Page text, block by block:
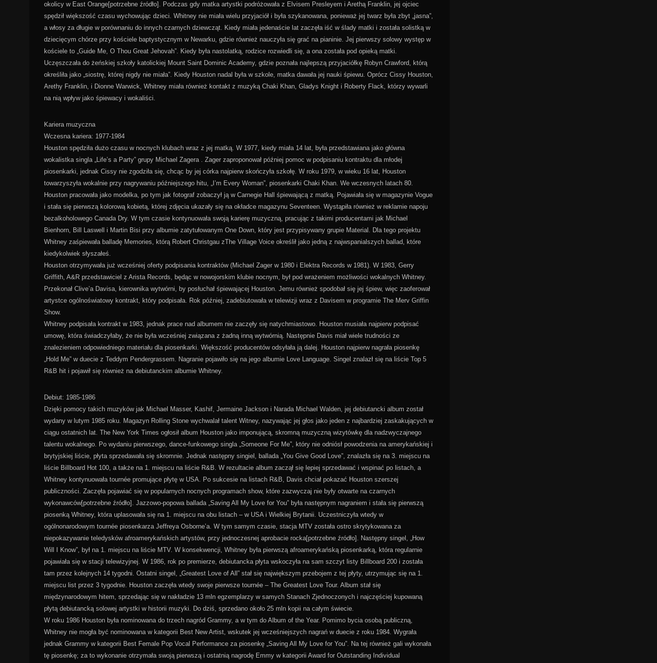
okolicy w East Orange[potrzebne źródło]. Podczas gdy matka artystki podróżowała z Elvisem Presleyem i Arethą Franklin, jej ojciec
spędził większość czasu wychowując dzieci. Whitney nie miała wielu przyjaciół i była szykanowana, ponieważ jej twarz była zbyt „jasna”,
a włosy za długie w porównaniu do innych czarnych dziewcząt. Kiedy miała jedenaście lat zaczęła iść w ślady matki i została solistką w
dziecięcym chórze przy kościele baptystycznym w Newarku, gdzie również nauczyła się grać na pianinie. Jej pierwszy solowy występ w
kościele to „Guide Me, O Thou Great Jehovah”. Kiedy była nastolatką, rodzice rozwiedli się, a ona została pod opieką matki.
Uczęszczała do żeńskiej szkoły katolickiej Mount Saint Dominic Academy, gdzie poznała najlepszą przyjaciółkę Robyn Crawford, którą
określiła jako „siostrę, której nigdy nie miała”. Kiedy Houston nadal była w szkole, matka dawała jej nauki śpiewu. Oprócz Cissy Houston,
Arethy Franklin, i Dionne Warwick, Whitney miała również kontakt z muzyką Chaki Khan, Gladys Knight i Roberty Flack, którzy wywarli
na nią wpływ jako śpiewacy i wokaliści.
Kariera muzyczna
Wczesna kariera: 1977-1984
Houston spędziła dużo czasu w nocnych klubach wraz z jej matką. W 1977, kiedy miała 14 lat, była przedstawiana jako główna
wokalistka singla „Life’s a Party” grupy Michael Zagera . Zager zaproponował później pomoc w podpisaniu kontraktu dla młodej
piosenkarki, jednak Cissy nie zgodziła się, chcąc by jej córka najpierw skończyła szkołę. W roku 1979, w wieku 16 lat, Houston
towarzyszyła wokalnie przy nagrywaniu późniejszego hitu, „I’m Every Woman”, piosenkarki Chaki Khan. We wczesnych latach 80.
Houston pracowała jako modelka, po tym jak fotograf zobaczył ją w Carnegie Hall śpiewającą z matką. Pojawiała się w magazynie Vogue
i stała się pierwszą kolorową kobietą, której zdjęcia ukazały się na okładce magazynu Seventeen. Wystąpiła również w reklamie napoju
bezalkoholowego Canada Dry. W tym czasie kontynuowała swoją karierę muzyczną, pracując z takimi producentami jak Michael
Bienhorn, Bill Laswell i Martin Bisi przy albumie zatytułowanym One Down, który jest przypisywany grupie Material. Dla tego projektu
Whitney zaśpiewała balladę Memories, którą Robert Christgau zThe Village Voice określił jako jedną z najwspanialszych ballad, które
kiedykolwiek słyszałeś.
Houston otrzymywała już wcześniej oferty podpisania kontraktów (Michael Zager w 1980 i Elektra Records w 1981). W 1983, Gerry
Griffith, A&R przedstawiciel z Arista Records, będąc w nowojorskim klubie nocnym, był pod wrażeniem możliwości wokalnych Whitney.
Przekonał Clive’a Davisa, kierownika wytwórni, by posłuchał śpiewającej Houston. Jemu również spodobał się jej śpiew, więc zaoferował
artystce ogólnoświatowy kontrakt, który podpisała. Rok później, zadebiutowała w telewizji wraz z Davisem w programie The Merv Griffin
Show.
Whitney podpisała kontrakt w 1983, jednak prace nad albumem nie zaczęły się natychmiastowo. Houston musiała najpierw podpisać
umowę, która świadczyłaby, że nie była wcześniej związana z żadną inną wytwórnią. Następnie Davis miał wiele trudności ze
znalezieniem odpowiedniego materiału dla piosenkarki. Większość producentów odsyłała ją dalej. Houston najpierw nagrała piosenkę
„Hold Me” w duecie z Teddym Pendergrassem. Nagranie pojawiło się na jego albumie Love Language. Singel znalazł się na liście Top 5
R&B hit i pojawił się również na debiutanckim albumie Whitney.
Debiut: 1985-1986
Dzięki pomocy takich muzyków jak Michael Masser, Kashif, Jermaine Jackson i Narada Michael Walden, jej debiutancki album został
wydany w lutym 1985 roku. Magazyn Rolling Stone wychwalał talent Witney, nazywając jej głos jako jeden z najbardziej zaskakujących w
ciągu ostatnich lat. The New York Times ogłosił album Houston jako imponującą, skromną muzyczną wizytówkę dla nadzwyczajnego
talentu wokalnego. Po wydaniu pierwszego, dance-funkowego singla „Someone For Me”, który nie odniósł powodzenia na amerykańskiej i
brytyjskiej liście, płyta sprzedawała się skromnie. Jednak następny singiel, ballada „You Give Good Love”, znalazła się na 3. miejscu na
liście Billboard Hot 100, a także na 1. miejscu na liście R&B. W rezultacie album zaczął się lepiej sprzedawać i wspinać po listach, a
Whitney kontynuowała tournée promujące płytę w USA. Po sukcesie na listach R&B, Davis chciał pokazać Houston szerszej
publiczności. Zaczęła pojawiać się w popularnych nocnych programach show, które zazwyczaj nie były otwarte na czarnych
wykonawców[potrzebne źródło]. Jazzowo-popowa ballada „Saving All My Love for You” była następnym nagraniem i stała się pierwszą
piosenką Whitney, która uplasowała się na 1. miejscu na obu listach – w USA i Wielkiej Brytanii. Uczestniczyła wtedy w
ogólnonarodowym tournée piosenkarza Jeffreya Osborne’a. W tym samym czasie, stacja MTV została ostro skrytykowana za
niepokazywanie teledysków afroamerykańskich artystów, przy jednoczesnej aprobacie rocka[potrzebne źródło]. Następny singel, „How
Will I Know”, był na 1. miejscu na liście MTV. W konsekwencji, Whitney była pierwszą afroamerykańską piosenkarką, która regularnie
pojawiała się w stacji telewizyjnej. W 1986, rok po premierze, debiutancka płyta wskoczyła na sam szczyt listy Billboard 200 i została
tam przez kolejnych 14 tygodni. Ostatni singel, „Greatest Love of All” stał się największym przebojem z tej płyty, utrzymując się na 1.
miejscu list przez 3 tygodnie. Houston zaczęła wtedy swoje pierwsze tournée – The Greatest Love Tour. Album stał się
międzynarodowym hitem, sprzedając się w nakładzie 13 mln egzemplarzy w samych Stanach Zjednoczonych i najczęściej kupowaną
płytą debiutancką solowej artystki w historii muzyki. Do dziś, sprzedano około 25 mln kopii na całym świecie.
W roku 1986 Houston była nominowana do trzech nagród Grammy, a w tym do Album of the Year. Pomimo bycia osobą publiczną,
Whitney nie mogła być nominowana w kategorii Best New Artist, wskutek jej wcześniejszych nagrań w duecie z roku 1984. Wygrała
jednak Grammy w kategorii Best Female Pop Vocal Performance za piosenkę „Saving All My Love for You”. Na tej również gali wykonała
tę piosenkę; za to wykonanie otrzymała swoją pierwszą i ostatnią nagrodę Emmy w kategorii Award for Outstanding Individual